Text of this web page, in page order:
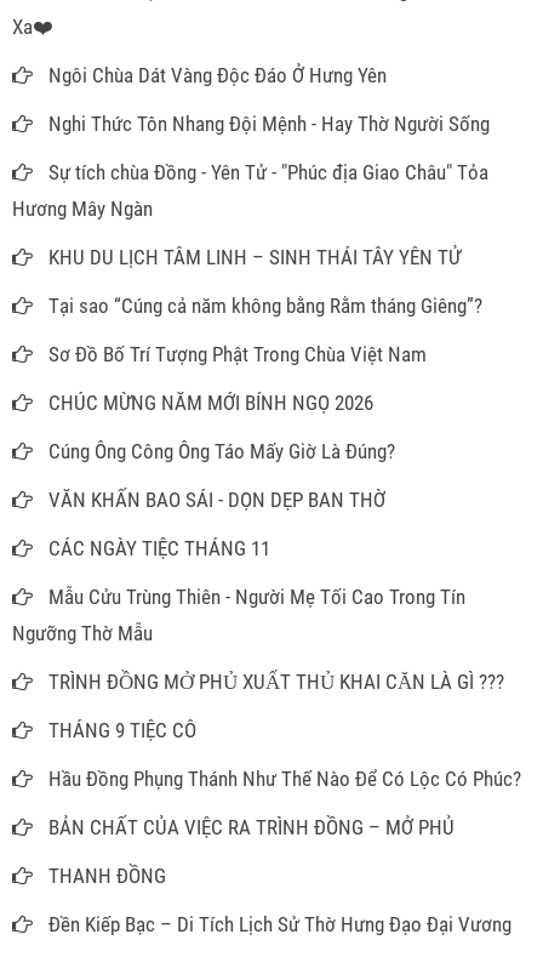
Xa❤️
Ngôi Chùa Dát Vàng Độc Đáo Ở Hưng Yên
Nghi Thức Tôn Nhang Đội Mệnh - Hay Thờ Người Sống
Sự tích chùa Đồng - Yên Tử - "Phúc địa Giao Châu" Tỏa
Hương Mây Ngàn
KHU DU LỊCH TÂM LINH – SINH THÁI TÂY YÊN TỬ
Tại sao “Cúng cả năm không bằng Rằm tháng Giêng”?
Sơ Đồ Bố Trí Tượng Phật Trong Chùa Việt Nam
CHÚC MỪNG NĂM MỚI BÍNH NGỌ 2026
Cúng Ông Công Ông Táo Mấy Giờ Là Đúng?
VĂN KHẤN BAO SÁI - DỌN DẸP BAN THỜ
CÁC NGÀY TIỆC THÁNG 11
Mẫu Cửu Trùng Thiên - Người Mẹ Tối Cao Trong Tín
Ngưỡng Thờ Mẫu
TRÌNH ĐỒNG MỞ PHỦ XUẤT THỦ KHAI CĂN LÀ GÌ ???
THÁNG 9 TIỆC CÔ
Hầu Đồng Phụng Thánh Như Thế Nào Để Có Lộc Có Phúc?
BẢN CHẤT CỦA VIỆC RA TRÌNH ĐỒNG – MỞ PHỦ
THANH ĐỒNG
Đền Kiếp Bạc – Di Tích Lịch Sử Thờ Hưng Đạo Đại Vương